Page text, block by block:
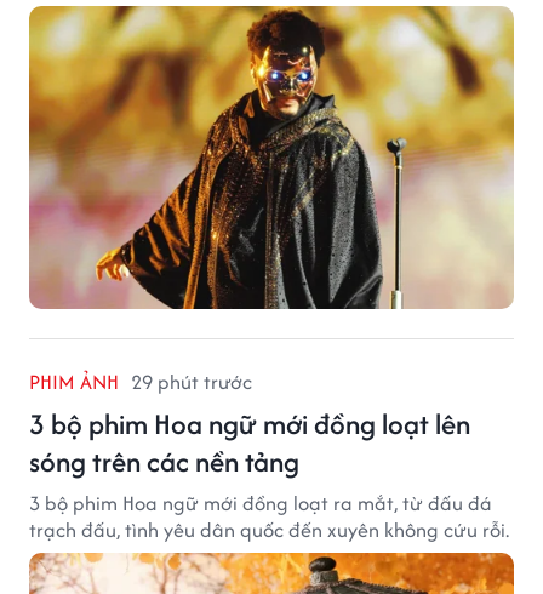
PHIM ẢNH 29 phút trước
3 bộ phim Hoa ngữ mới đồng loạt lên
sóng trên các nền tảng
3 bộ phim Hoa ngữ mới đồng loạt ra mắt, từ đấu đá
trạch đấu, tình yêu dân quốc đến xuyên không cứu rỗi.